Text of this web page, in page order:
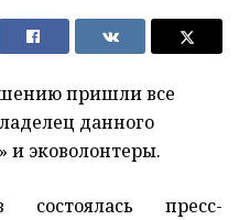
пришли все
данного
и эковолонтеры.
пресс-